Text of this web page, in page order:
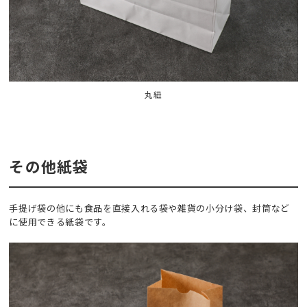
丸紐
その他紙袋
手提げ袋の他にも食品を直接入れる袋や雑貨の小分け袋、封筒など
に使用できる紙袋です。